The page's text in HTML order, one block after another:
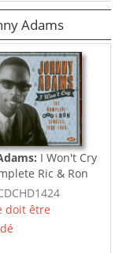
Adams
I Won't Cry
Ric & Ron
doit être